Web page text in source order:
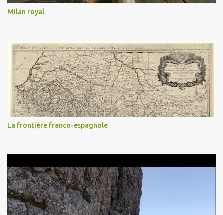
Milan royal
La frontière franco-espagnole